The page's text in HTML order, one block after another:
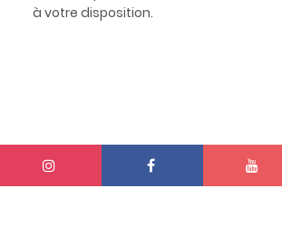
à votre disposition.